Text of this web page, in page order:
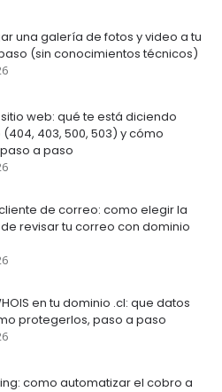
una galería de fotos y video a tu
(sin conocimientos técnicos)
web: qué te está diciendo
403, 500, 503) y cómo
a paso
de correo: como elegir la
revisar tu correo con dominio
en tu dominio .cl: que datos
protegerlos, paso a paso
como automatizar el cobro a